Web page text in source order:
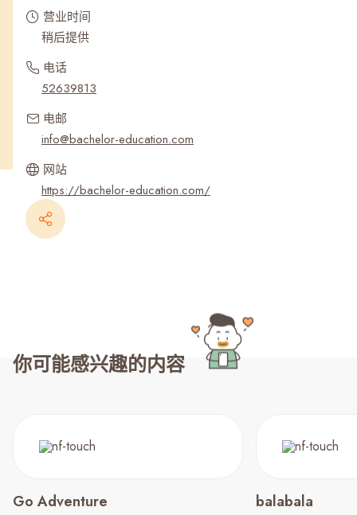
营业时间
稍后提供
电话
52639813
电邮
info@bachelor-education.com
网站
https://bachelor-education.com/
你可能感兴趣的内容
Go Adventure balabala